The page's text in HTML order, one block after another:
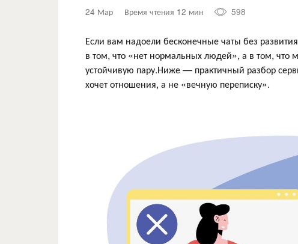
24 Мар Время чтения 12 мин 598
Если вам надоели бесконечные чаты без
в том, что «нет нормальных людей», а в том, что
устойчивую пару.Ниже — практичный разбор
хочет отношения, а не «вечную переписку».